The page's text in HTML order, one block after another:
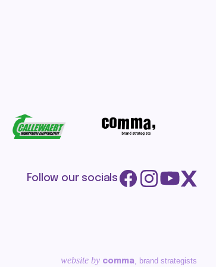
Follow our socials
website by comma, brand strategists